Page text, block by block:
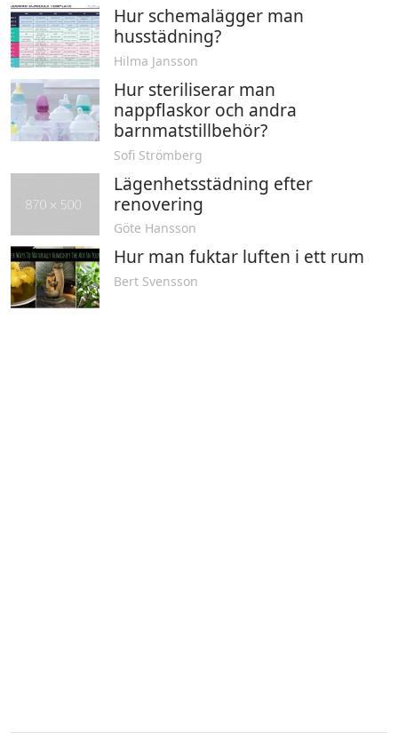
Hur schemalägger man
husstädning?
Hilma Jansson
Hur steriliserar man
nappflaskor och andra
barnmatstillbehör?
Sofi Strömberg
Lägenhetsstädning efter
renovering
Göte Hansson
Hur man fuktar luften i ett rum
Bert Svensson